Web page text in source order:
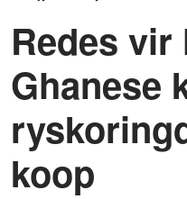
Redes vir
Ghanese
koop